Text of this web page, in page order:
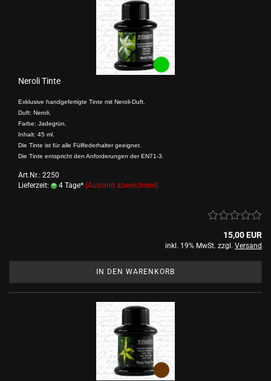
Neroli Tinte
Exklusive handgefertigte Tinte mit Neroli-Duft.
Duft: Neroli,
Farbe: Jadegrün,
Inhalt: 45 ml.
Die Tinte ist für alle Füllfederhalter geeignet.
Die Tinte entspricht den Anforderungen der EN71-3.
Art.Nr.: 2250
Lieferzeit:
4 Tage* (Ausland abweichend)
15,00 EUR
inkl. 19% MwSt. zzgl. Versand
IN DEN WARENKORB